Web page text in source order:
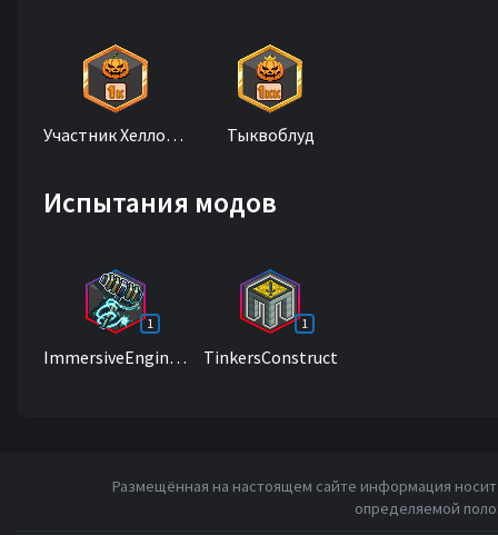
Участник Хеллоуина Тыквоблуд
Испытания модов
ImmersiveEngineering
1
TinkersConstruct
1
Размещённая на настоящем сайте информация
определяемой